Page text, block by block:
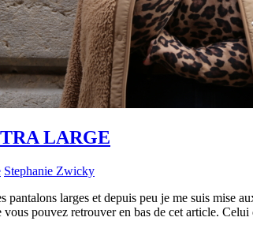
LARGE
Stephanie Zwicky
pantalons larges et depuis peu je me suis mise
vous pouvez retrouver en bas de cet article.